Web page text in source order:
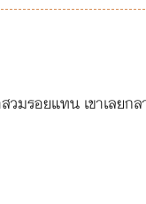
มรอยแทน เขาเลยก